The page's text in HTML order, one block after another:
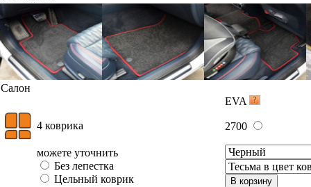
Салон
EVA
4 коврика 2700
можете уточнить
Без лепестка
Цельный коврик
В корзину